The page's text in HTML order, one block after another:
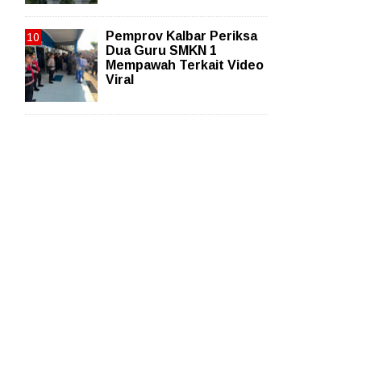
Pemprov Kalbar Periksa
Dua Guru SMKN 1
Mempawah Terkait Video
Viral